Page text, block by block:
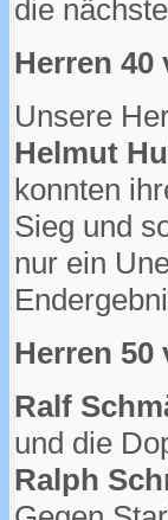
die
Herren 40
Unsere
Helmut
konnten
Sieg und
nur ein
Herren 50
Ralf
und die
Ralph